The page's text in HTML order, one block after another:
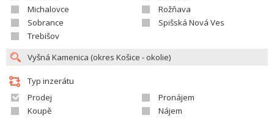
Michalovce
Rožňava
Sobrance
Spišská Nová Ves
Trebišov
Typ inzerátu
Prodej
Pronájem
Koupě
Nájem